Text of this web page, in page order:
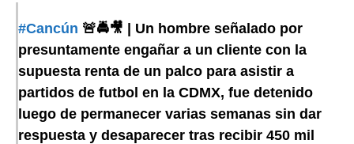
#Cancún 🚨🚔🎥 | Un hombre señalado por
presuntamente engañar a un cliente con la
supuesta renta de un palco para asistir a
partidos de futbol en la CDMX, fue detenido
luego de permanecer varias semanas sin dar
respuesta y desaparecer tras recibir 450 mil